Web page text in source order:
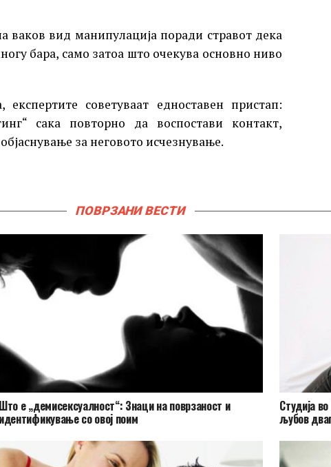
ваков вид манипулација поради стравот дека
бара, само затоа што очекува основно ниво
советуваат едноставен пристап:
сака повторно да воспостави контакт,
за неговото исчезнување.
ПОВРЗАНИ ВЕСТИ
Што е „демисексуалност“: Знаци на поврзаност и
идентификување со овој поим
Студија
љубов